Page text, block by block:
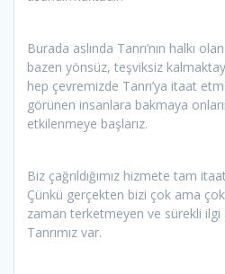
Burada aslında Tanrı’nın halkı
bazen yönsüz, teşviksiz
hep çevremizde Tanrı’ya itaat
görünen insanlara bakmaya
etkilenmeye başlarız.
Biz çağrıldığımız hizmete tam
Çünkü gerçekten bizi çok ama
zaman terketmeyen ve sürekli ilgi
Tanrımız var.